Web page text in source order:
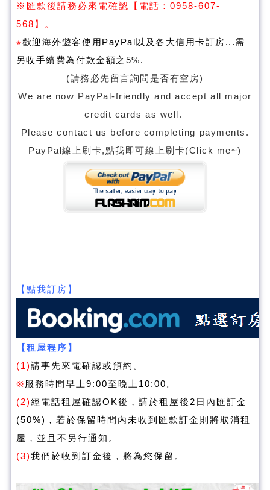
※ 匯款後請務必來電確認
【電話：0958-607-
568】。
※歡迎海外遊客使用PayPal以及各大信用卡訂房...需
另收手續費為付款金額之5%.
(請務必先留言詢問是否有空房)
We are now PayPal-friendly and accept all major
credit cards as well.
Please contact us before completing payments.
PayPal線上刷卡,點我即可線上刷卡(Click me~)
【點我訂房】
【租屋程序】
(1)請事先來電確認或預約。
※ 服務時間早上9:00至晚上10:00。
(2)經電話租屋確認OK後，請於租屋後2日內匯訂金
(50%)，若於保留時間內未收到匯款訂金則將取消租
屋，並且不另行通知。
(3)我們於收到訂金後，將為您保留。